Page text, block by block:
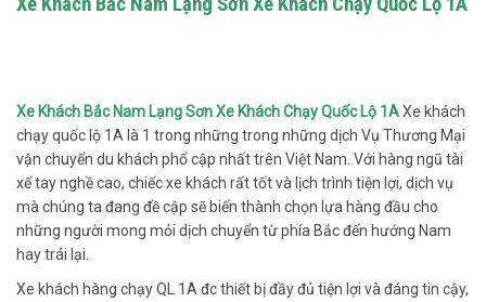
Xe Khách Bắc Nam Lạng Sơn Xe Khách Chạy Quốc Lộ 1AXe khách
chạy quốc lộ 1A là 1 trong những trong những dịch Vụ Thương Mại
vận chuyển du khách phổ cập nhất trên Việt Nam. Với hàng ngũ tài
xế tay nghề cao, chiếc xe khách rất tốt và lịch trình tiện lợi, dịch vụ
mà chúng ta đang đề cập sẽ biến thành chọn lựa hàng đầu cho
những người mong mỏi dịch chuyển từ phía Bắc đến hướng Nam
hay trái lại.
Xe khách hàng chạy QL 1A đc thiết bị đầy đủ tiện lợi và đáng tin cậy,